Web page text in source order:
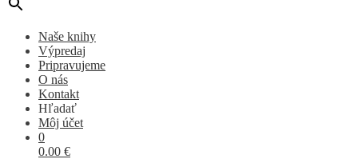
Naše knihy
Výpredaj
Pripravujeme
O nás
Kontakt
Hľadať
Môj účet
0
0.00 €